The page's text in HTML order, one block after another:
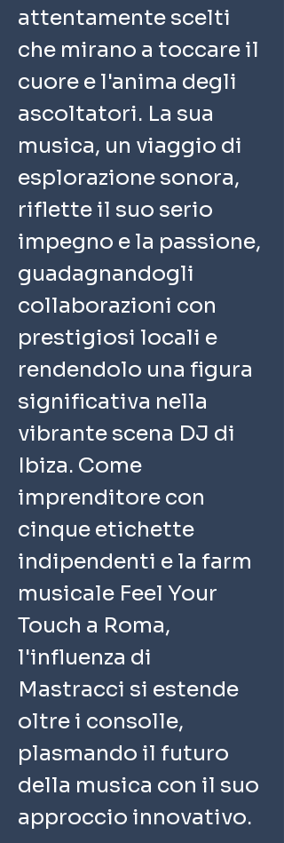
attentamente scelti
che mirano a toccare il
cuore e l'anima degli
ascoltatori. La sua
musica, un viaggio di
esplorazione sonora,
riflette il suo serio
impegno e la passione,
guadagnandogli
collaborazioni con
prestigiosi locali e
rendendolo una figura
significativa nella
vibrante scena DJ di
Ibiza. Come
imprenditore con
cinque etichette
indipendenti e la farm
musicale Feel Your
Touch a Roma,
l'influenza di
Mastracci si estende
oltre i consolle,
plasmando il futuro
della musica con il suo
approccio innovativo.